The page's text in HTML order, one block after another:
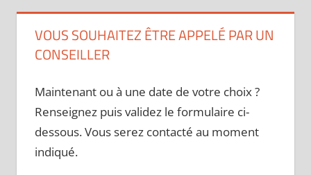
VOUS SOUHAITEZ ÊTRE APPELÉ PAR UN
CONSEILLER
Maintenant ou à une date de votre choix ?
Renseignez puis validez le formulaire ci-
dessous. Vous serez contacté au moment
indiqué.